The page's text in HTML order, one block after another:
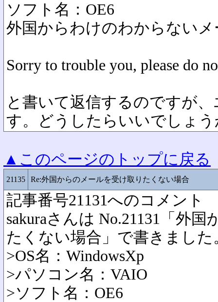
ソフト名：OE6
外国からわけのわからない
Sorry to trouble you, please do
と書いて返信するのですが
す。どうしたらいいでしょう
▲このページのトップに戻る
21135 Re:外国からのメールを受け取りたくない場合
記事番号21131へのコメント
sakuraさんは No.21131「外
たくない場合」で書きました
>OS名：WindowsXp
>パソコン名：VAIO
>ソフト名：OE6